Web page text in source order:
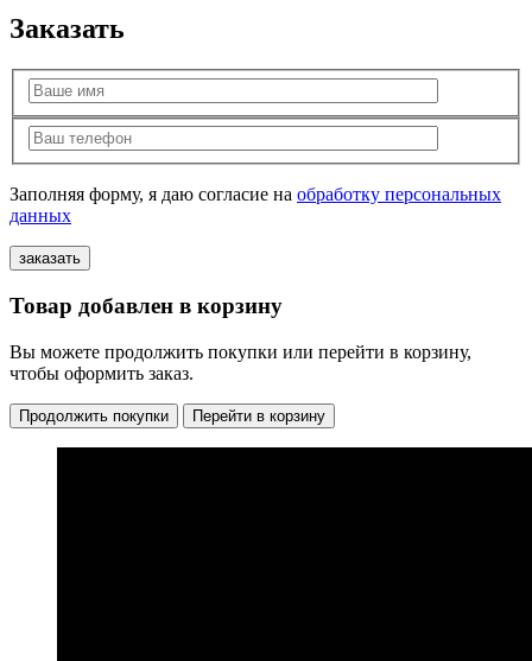
Заказать
Заполняя форму, я даю согласие на обработку персональных
данных
Товар добавлен в корзину
Вы можете продолжить покупки или перейти в корзину,
чтобы оформить заказ.
Продолжить покупки Перейти в корзину